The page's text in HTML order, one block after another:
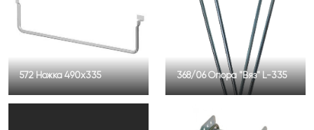
572 Ножка 490х335 368/06 Опора "Вяз" L-335